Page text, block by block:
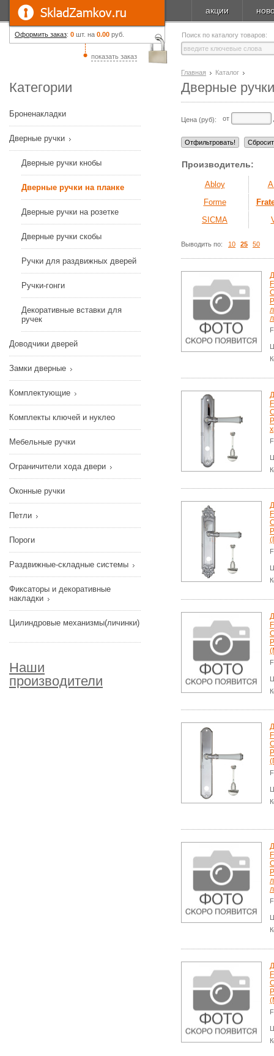
Оформить заказ: 0 шт. на 0.00 руб.
показать заказ
акции
Поиск по каталогу товаров:
Категории
Броненакладки
Дверные ручки
Дверные ручки кнобы
Дверные ручки на планке
Дверные ручки на розетке
Дверные ручки скобы
Ручки для раздвижных дверей
Ручки-гонги
Декоративные вставки для
ручек
Доводчики дверей
Замки дверные
Комплектующие
Комплекты ключей и нуклео
Мебельные ручки
Ограничители хода двери
Оконные ручки
Петли
Пороги
Раздвижные-складные системы
Фиксаторы и декоративные
накладки
Цилиндровые механизмы(личинки)
Наши
производители
Главная Каталог
Дверные
Цена (руб): от
Производитель:
Abloy
Forme
SICMA
Выводить по: 10 25 50